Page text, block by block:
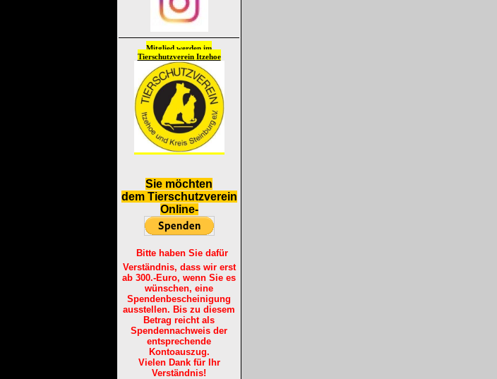
Mitglied werden im
Tierschutzverein Itzehoe
Sie möchten
dem Tierschutzverein
Online-
Bitte haben Sie dafür
Verständnis, dass wir erst
ab 300.-Euro, wenn Sie es
wünschen, eine
Spendenbescheinigung
ausstellen. Bis zu diesem
Betrag reicht als
Spendennachweis der
entsprechende
Kontoauszug.
Vielen Dank für Ihr
Verständnis!